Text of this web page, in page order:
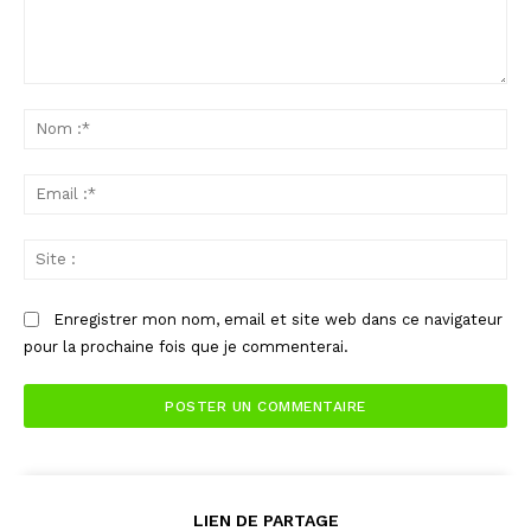
Enregistrer mon nom, email et site web dans ce navigateur
pour la prochaine fois que je commenterai.
LIEN DE PARTAGE